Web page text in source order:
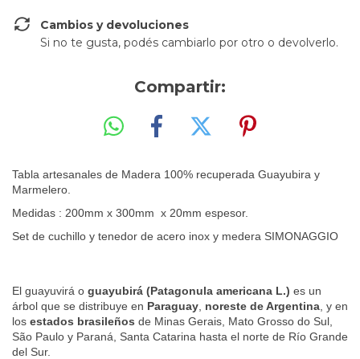
Cambios y devoluciones
Si no te gusta, podés cambiarlo por otro o devolverlo.
Compartir:
Tabla artesanales de Madera 100% recuperada Guayubira y
Marmelero.
Medidas : 200mm x 300mm x 20mm espesor.
Set de cuchillo y tenedor de acero inox y medera SIMONAGGIO
El guayuvirá o guayubirá (Patagonula americana L.) es un
árbol que se distribuye en Paraguay noreste de Argentina , y en
los estados brasileños de Minas Gerais, Mato Grosso do Sul,
São Paulo y Paraná, Santa Catarina hasta el norte de Río Grande
del Sur.